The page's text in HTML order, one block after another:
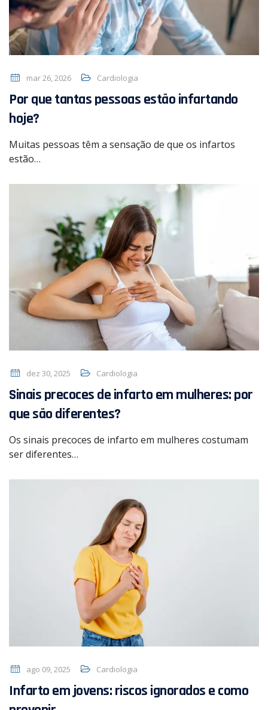
mar 26, 2026 Cardiologia
Por que tantas pessoas estão infartando
hoje?
Muitas pessoas têm a sensação de que os infartos
estão…
dez 30, 2025 Cardiologia
Sinais precoces de infarto em mulheres: por
que são diferentes?
Os sinais precoces de infarto em mulheres costumam
ser diferentes…
ago 09, 2025 Cardiologia
Infarto em jovens: riscos ignorados e como